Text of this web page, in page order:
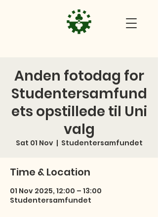
Anden fotodag for
Studentersamfund
ets opstillede til Uni
valg
Sat 01 Nov
  |
Studentersamfundet
Time & Location
01 Nov 2025, 12:00 – 13:00
Studentersamfundet